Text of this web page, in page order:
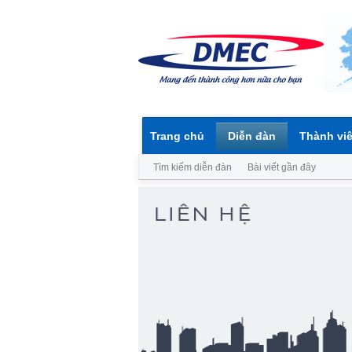
Trang chủ Diễn đàn
Tìm kiếm diễn đàn Bài viết gần đây
Thành